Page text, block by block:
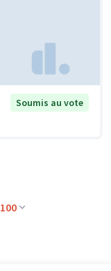
Soumis au vote
100